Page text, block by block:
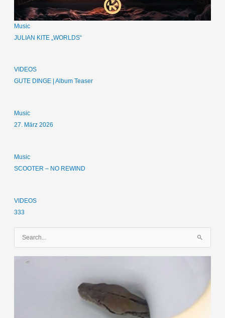
Music
JULIAN KITE „WORLDS“
VIDEOS
GUTE DINGE | Album Teaser
Music
27. März 2026
Music
SCOOTER – NO REWIND
VIDEOS
333
c